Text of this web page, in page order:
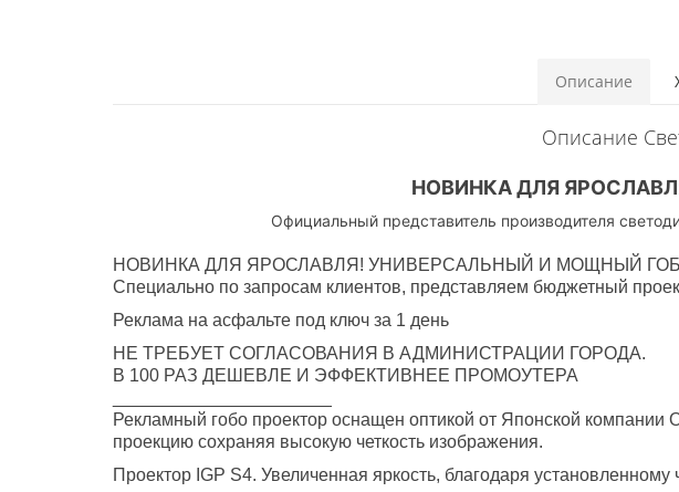
Описание
Описание
НОВИНКА ДЛЯ
Официальный представитель производителя
НОВИНКА ДЛЯ ЯРОСЛАВЛЯ! УНИВЕРСАЛЬНЫЙ И МОЩНЫЙ
Специально по запросам клиентов, представляем бюджетный
Реклама на асфальте под ключ за 1 день
НЕ ТРЕБУЕТ СОГЛАСОВАНИЯ В АДМИНИСТРАЦИИ ГОРОДА.
В 100 РАЗ ДЕШЕВЛЕ И ЭФФЕКТИВНЕЕ ПРОМОУТЕРА
Рекламный гобо проектор оснащен оптикой от Японской
проекцию сохраняя высокую четкость изображения.
Проектор IGP S4. Увеличенная яркость, благодаря установленному